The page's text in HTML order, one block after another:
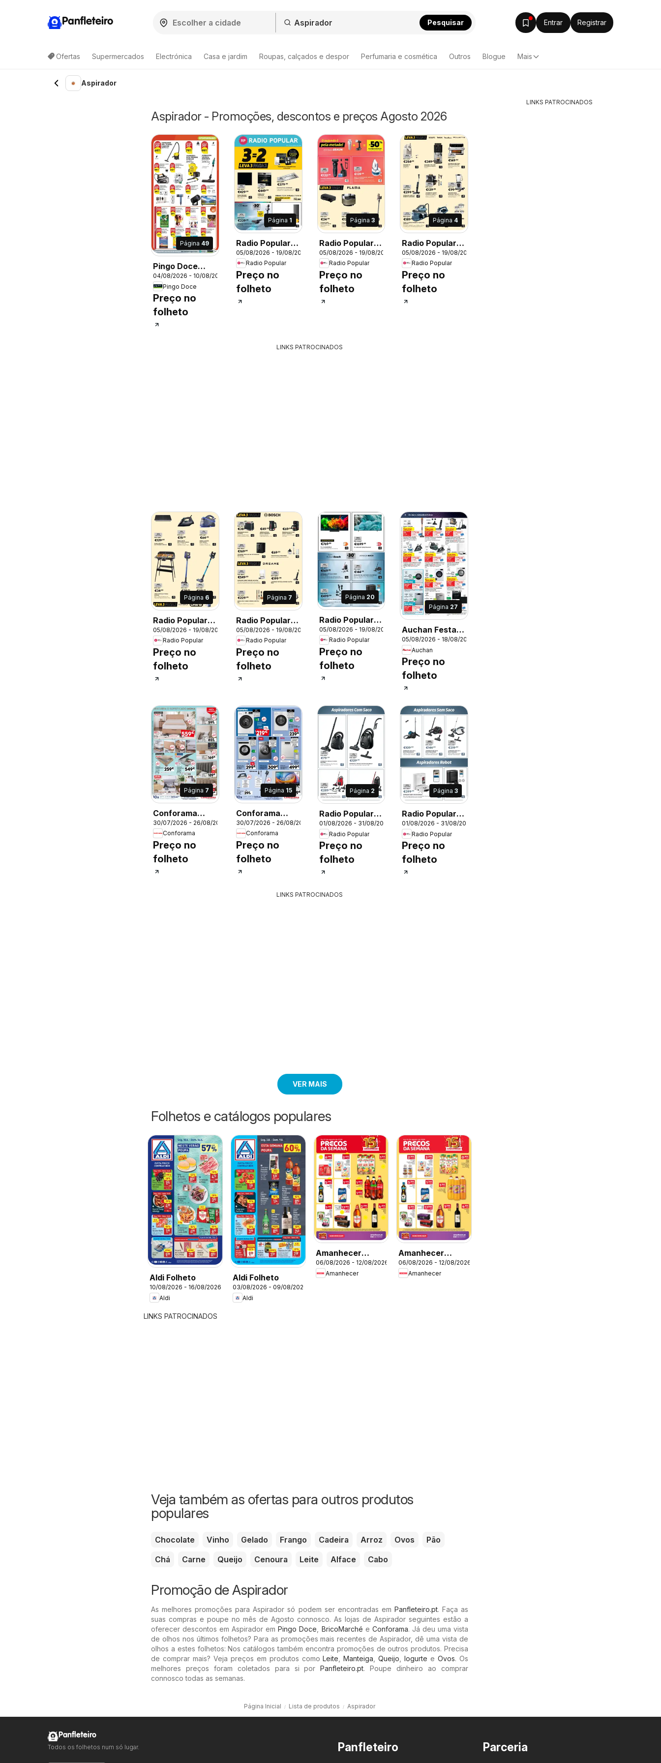
Panfleteiro Pesquisar Entrar Registrar
Ofertas Supermercados Electrónica Casa e jardim Roupas, calçados e despor Perfumaria e cosmética Outros Blogue Mais
Aspirador
Aspirador - Promoções, descontos e preços Agosto 2026
Página 49
Pingo Doce
Folheto
04/08/2026 - 10/08/2026
Pingo Doce
Preço no
folheto
Página 1
Radio Popular
Leva 3 Paga 2
05/08/2026 - 19/08/2026
Radio Popular
Preço no
folheto
Página3
Radio Popular
Leva 3 Paga 2
05/08/2026 - 19/08/2026
Radio Popular
Preço no
folheto
Página 4
Radio Popular
Leva 3 Paga 2
05/08/2026 - 19/08/2026
Radio Popular
Preço no
folheto
LINKS PATROCINADOS
Página 6
Radio Popular
Leva 3 Paga 2
05/08/2026 - 19/08/2026
Radio Popular
Preço no
folheto
Página 7
Radio Popular
Leva 3 Paga 2
05/08/2026 - 19/08/2026
Radio Popular
Preço no
folheto
Página 20
Radio Popular
Leva 3 Paga 2
05/08/2026 - 19/08/2026
Radio Popular
Preço no
folheto
Página 27
Auchan Festa
de Verão
05/08/2026 - 18/08/2026
Auchan
Preço no
folheto
Página 7
Conforama
Folheto
30/07/2026 - 26/08/2026
Conforama
Preço no
folheto
Página 15
Conforama
Folheto
30/07/2026 - 26/08/2026
Conforama
Preço no
folheto
Página 2
Radio Popular
Bosch
01/08/2026 - 31/08/2026
Radio Popular
Preço no
folheto
Página 3
Radio Popular
Bosch
01/08/2026 - 31/08/2026
Radio Popular
Preço no
folheto
LINKS PATROCINADOS
VER MAIS
Folhetos e catálogos populares
Aldi Folheto
10/08/2026 - 16/08/2026
Aldi
Aldi Folheto
03/08/2026 - 09/08/2026
Aldi
Amanhecer
Folheto Madeira
06/08/2026 - 12/08/2026
Amanhecer
Amanhecer
Folheto
06/08/2026 - 12/08/2026
Amanhecer
LINKS PATROCINADOS
Veja também as ofertas para outros produtos
populares
Chocolate Vinho Gelado Frango Cadeira Arroz Ovos
Pão
Chá
Carne Queijo Cenoura Leite Alface Cabo
Promoção de Aspirador
As melhores promoções para Aspirador só podem ser encontradas em Panfleteiro.pt. Faça as
suas compras e poupe no mês de Agosto connosco. As lojas de Aspirador seguintes estão a
oferecer descontos em Aspirador emPingo Doce, BricoMarché e Conforama. Já deu uma vista
de olhos nos últimos folhetos? Para as promoções mais recentes de Aspirador, dê uma vista de
olhos a estes folhetos: Nos catálogos também encontra promoções de outros produtos. Precisa
de comprar mais? Veja preços em produtos comoLeite,Manteiga,Queijo,Iogurte eOvos. Os
melhores preços foram coletados para si porPanfleteiro.pt. Poupe dinheiro ao comprar
connosco todas as semanas.
Página Inicial Lista de produtos Aspirador
LINKS PATROCINADOS
Panfleteiro Parceria
Panfleteiro
Todos os folhetos num só lugar.